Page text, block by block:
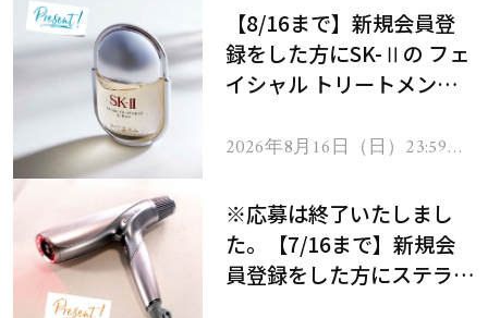
【8/16まで】新規会員登
録をした方にSK-Ⅱの フェ
イシャル トリートメント
2026年8月16日（日）23:59ま
※応募は終了いたしまし
た。【7/16まで】新規会
員登録をした方にステラボ